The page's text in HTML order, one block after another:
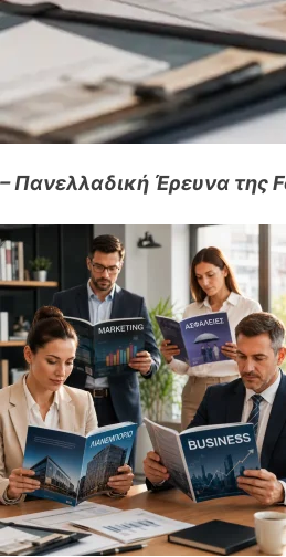
– Πανελλαδική Έρευνα της